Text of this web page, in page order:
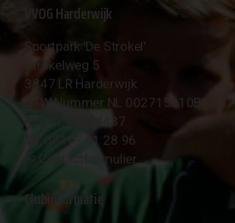
VVOG Harderwijk
Sportpark 'De Strokel'
Strokelweg 5
3847 LR Harderwijk
BTW Nummer NL 002715910B01
KvK Nr 40094437
☎︎ 0341 - 41 28 96
✉︎ Contactformulier
Clubinformatie